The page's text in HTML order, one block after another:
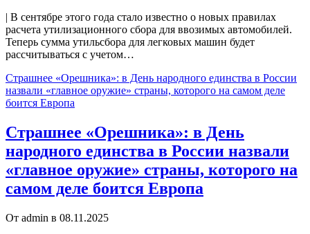
| В сентябре этого года стало известно о новых правилах
расчета утилизационного сбора для ввозимых автомобилей.
Теперь сумма утильсбора для легковых машин будет
рассчитываться с учетом…
Страшнее «Орешника»: в День народного единства в России
назвали «главное оружие» страны, которого на самом деле
боится Европа
Страшнее «Орешника»: в День
народного единства в России назвали
«главное оружие» страны, которого на
самом деле боится Европа
От admin в 08.11.2025